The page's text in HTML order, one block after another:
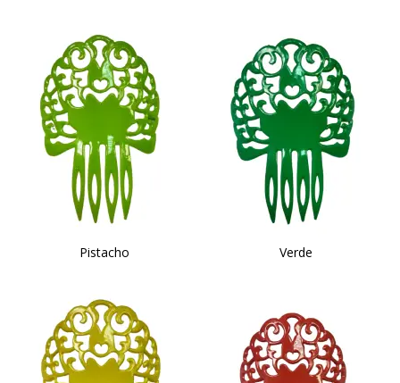
Pistacho Verde